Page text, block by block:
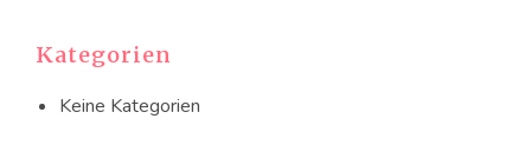
Kategorien
Keine Kategorien